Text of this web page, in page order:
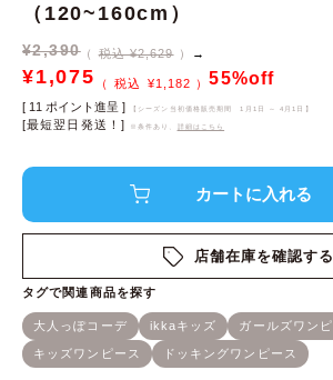
（120~160cm）
¥2,390 税込 ¥2,629 →
¥1,075 ¥1,182 55%off
[ 11 ポイント進呈 ] 【シーズン当初価格販売期間 1月1日 ～ 4月1日 】
[最短翌日発送！] ※条件あり、 詳細はこちら
店舗在庫を確認する